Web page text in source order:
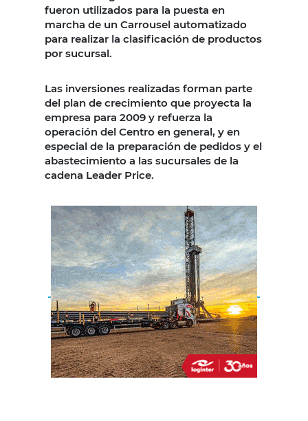
fueron utilizados para la puesta en
marcha de un Carrousel automatizado
para realizar la clasificación de productos
por sucursal.
Las inversiones realizadas forman parte
del plan de crecimiento que proyecta la
empresa para 2009 y refuerza la
operación del Centro en general, y en
especial de la preparación de pedidos y el
abastecimiento a las sucursales de la
cadena Leader Price.